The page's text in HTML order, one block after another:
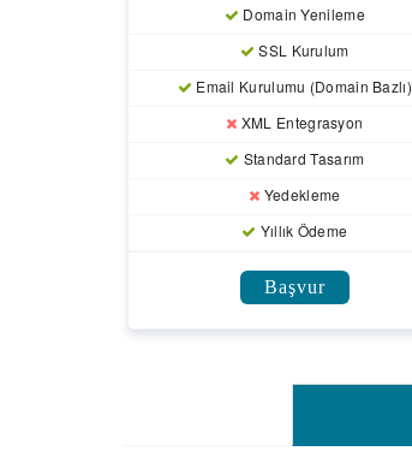
Domain Yenileme
SSL Kurulum
Email Kurulumu (Domain Bazlı)
XML Entegrasyon
Standard Tasarım
Yedekleme
Yıllık Ödeme
Başvur